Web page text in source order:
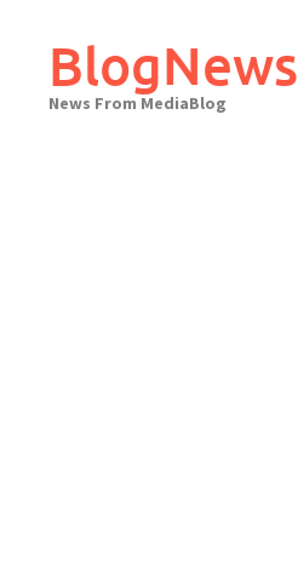
contentBlogNews
News From MediaBlog